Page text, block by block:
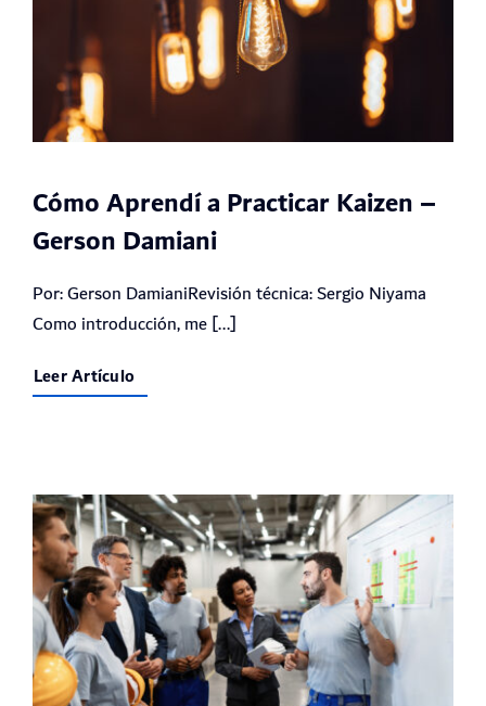
Cómo Aprendí a Practicar Kaizen –
Gerson Damiani
Por: Gerson DamianiRevisión técnica: Sergio Niyama
Como introducción, me [...]
Leer Artículo